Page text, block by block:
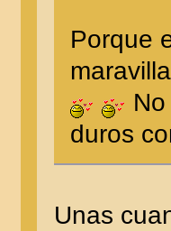
Porque
duros
Unas